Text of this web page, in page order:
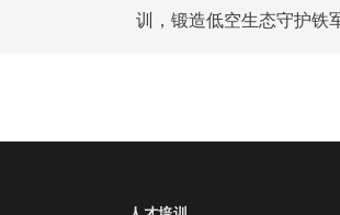
训，锻造低空生态守护铁